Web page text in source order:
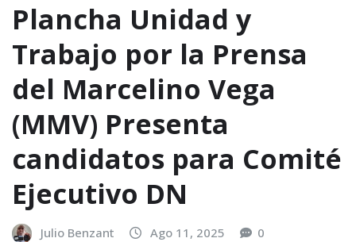
Plancha Unidad y
Trabajo por la Prensa
del Marcelino Vega
(MMV) Presenta
candidatos para Comité
Ejecutivo DN
Julio Benzant Ago 11, 2025 0